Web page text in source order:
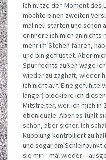
Ich nutze den Moment des
möchte einen zweiten
mal neu starten und schon
erinnere ich mich an nichts
mehr im Stehen fahren,
und bin gefrustet. Aber
Spur rechts außen wage
wieder zu zaghaft, wieder
ich nicht auf. Eine gefühlte
länger) blockiere ich
Mitstreiter, weil ich mich in
oben quäle. Aber es fühlt
schön, aber sicher. Ich
Kupplung kontrolliert zu
und sogar am Schleifpunkt
sie mir – mal wieder –